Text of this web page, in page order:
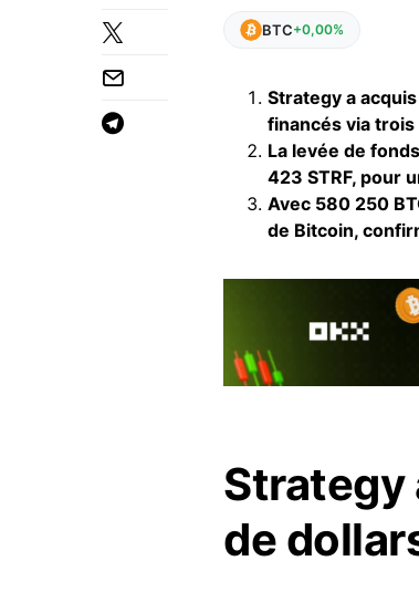
BTC+0,00%
Strategy a
financés via trois
La levée de
423 STRF, pour
Avec 580 250
de Bitcoin,
Strategy
de